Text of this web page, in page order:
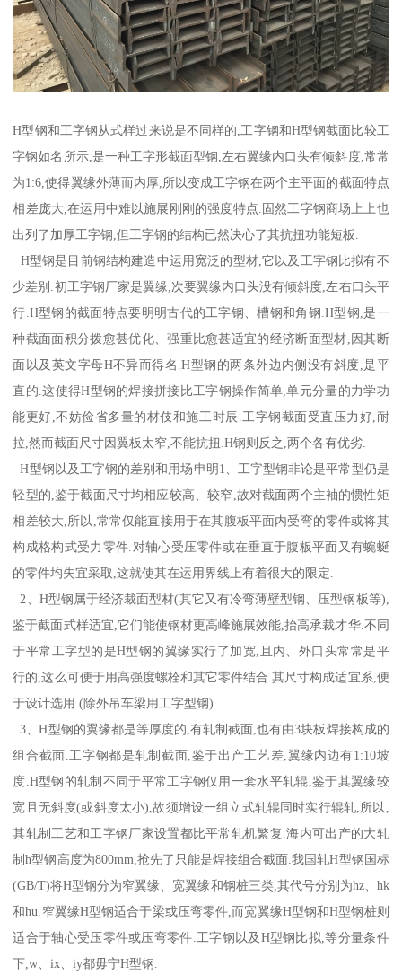
H型钢和工字钢从式样过来说是不同样的,工字钢和H型钢截面比较工
字钢如名所示,是一种工字形截面型钢,左右翼缘内口头有倾斜度,常常
为1:6,使得翼缘外薄而内厚,所以变成工字钢在两个主平面的截面特点
相差庞大,在运用中难以施展刚刚的强度特点.固然工字钢商场上上也
出列了加厚工字钢,但工字钢的结构已然决心了其抗扭功能短板.
H型钢是目前钢结构建造中运用宽泛的型材,它以及工字钢比拟有不
少差别.初工字钢厂家是翼缘,次要翼缘内口头没有倾斜度,左右口头平
行.H型钢的截面特点要明明古代的工字钢、槽钢和角钢.H型钢,是一
种截面面积分拨愈甚优化、强重比愈甚适宜的经济断面型材,因其断
面以及英文字母H不异而得名.H型钢的两条外边内侧没有斜度,是平
直的.这使得H型钢的焊接拼接比工字钢操作简单,单元分量的力学功
能更好,不妨俭省多量的材伎和施工时辰.工字钢截面受直压力好,耐
拉,然而截面尺寸因翼板太窄,不能抗扭.H钢则反之,两个各有优劣.
H型钢以及工字钢的差别和用场申明1、工字型钢非论是平常型仍是
轻型的,鉴于截面尺寸均相应较高、较窄,故对截面两个主袖的惯性矩
相差较大,所以,常常仅能直接用于在其腹板平面内受弯的零件或将其
构成格构式受力零件.对轴心受压零件或在垂直于腹板平面又有蜿蜒
的零件均失宜采取,这就使其在运用界线上有着很大的限定.
2、H型钢属于经济裁面型材(其它又有冷弯薄壁型钢、压型钢板等),
鉴于截面式样适宜,它们能使钢材更高峰施展效能,抬高承裁才华.不同
于平常工字型的是H型钢的翼缘实行了加宽,且内、外口头常常是平
行的,这么可便于用高强度螺栓和其它零件结合.其尺寸构成适宜系,便
于设计选用.(除外吊车梁用工字型钢)
3、H型钢的翼缘都是等厚度的,有轧制截面,也有由3块板焊接构成的
组合截面.工字钢都是轧制截面,鉴于出产工艺差,翼缘内边有1:10坡
度.H型钢的轧制不同于平常工字钢仅用一套水平轧辊,鉴于其翼缘较
宽且无斜度(或斜度太小),故须增设一组立式轧辊同时实行辊轧,所以,
其轧制工艺和工字钢厂家设置都比平常轧机繁复.海内可出产的大轧
制h型钢高度为800mm,抢先了只能是焊接组合截面.我国轧H型钢国标
(GB/T)将H型钢分为窄翼缘、宽翼缘和钢桩三类,其代号分别为hz、hk
和hu.窄翼缘H型钢适合于梁或压弯零件,而宽翼缘H型钢和H型钢桩则
适合于轴心受压零件或压弯零件.工字钢以及H型钢比拟,等分量条件
下,w、ix、iy都毋宁H型钢.